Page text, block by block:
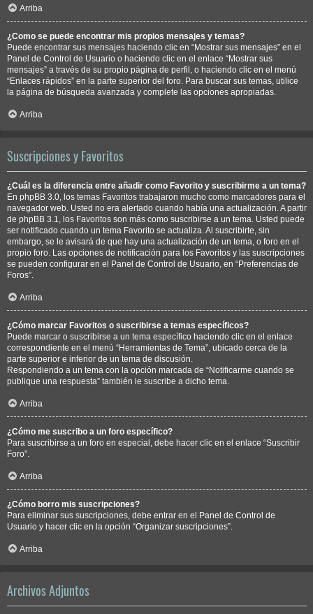
Arriba
¿Como se puede encontrar mis propios mensajes y temas?
Puede encontrar sus mensajes haciendo clic en “Mostrar sus mensajes” en el
Panel de Control de Usuario o haciendo clic en el enlace “Mostrar sus
mensajes” a través de su propio página de perfil, o haciendo clic en el menú
“Enlaces rápidos” en la parte superior del foro. Para buscar sus temas, utilice
la página de búsqueda avanzada y complete las opciones apropiadas.
Arriba
Suscripciones y Favoritos
¿Cuál es la diferencia entre añadir como Favorito y suscribirme a un tema?
En phpBB 3.0, los temas Favoritos trabajaron mucho como marcadores para el
navegador web. Usted no era alertado cuando había una actualización. A partir
de phpBB 3.1, los Favoritos son más como suscribirse a un tema. Usted puede
ser notificado cuando un tema Favorito se actualiza. Al suscribirte, sin
embargo, se le avisará de que hay una actualización de un tema, o foro en el
propio foro. Las opciones de notificación para los Favoritos y las suscripciones
se pueden configurar en el Panel de Control de Usuario, en “Preferencias de
Foros”.
Arriba
¿Cómo marcar Favoritos o suscribirse a temas específicos?
Puede marcar o suscribirse a un tema específico haciendo clic en el enlace
correspondiente en el menú “Herramientas de Tema”, ubicado cerca de la
parte superior e inferior de un tema de discusión.
Respondiendo a un tema con la opción marcada de “Notificarme cuando se
publique una respuesta” también le suscribe a dicho tema.
Arriba
¿Cómo me suscribo a un foro específico?
Para suscribirse a un foro en especial, debe hacer clic en el enlace “Suscribir
Foro”.
Arriba
¿Cómo borro mis suscripciones?
Para eliminar sus suscripciones, debe entrar en el Panel de Control de
Usuario y hacer clic en la opción “Organizar suscripciones”.
Arriba
Archivos Adjuntos